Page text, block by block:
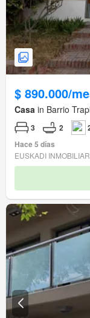
$ 890.000/
Casa in Barrio
3 2
Hace 5 días
EUSKADI